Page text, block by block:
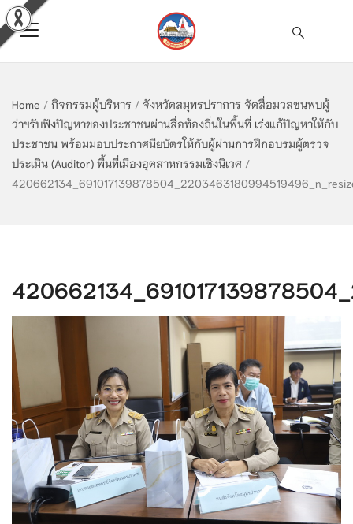
Home / กิจกรรมผู้บริหาร / จังหวัดสมุทรปราการ จัดสื่อมวลชนพบผู้
ว่าฯรับฟังปัญหาของประชาชนผ่านสื่อท้องถิ่นในพื้นที่ เร่งแก้ปัญหาให้กับ
ประชาชน พร้อมมอบประกาศนียบัตรให้กับผู้ผ่านการฝึกอบรมผู้ตรวจ
ประเมิน (Auditor) พื้นที่เมืองอุตสาหกรรมเชิงนิเวศ /